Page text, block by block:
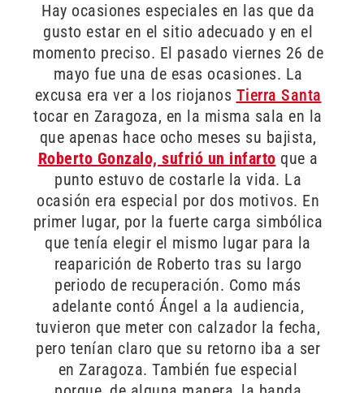
Hay ocasiones especiales en las que da
gusto estar en el sitio adecuado y en el
momento preciso. El pasado viernes 26 de
mayo fue una de esas ocasiones. La
excusa era ver a los riojanos Tierra Santa
tocar en Zaragoza, en la misma sala en la
que apenas hace ocho meses su bajista,
Roberto Gonzalo, sufrió un infarto que a
punto estuvo de costarle la vida. La
ocasión era especial por dos motivos. En
primer lugar, por la fuerte carga simbólica
que tenía elegir el mismo lugar para la
reaparición de Roberto tras su largo
periodo de recuperación. Como más
adelante contó Ángel a la audiencia,
tuvieron que meter con calzador la fecha,
pero tenían claro que su retorno iba a ser
en Zaragoza. También fue especial